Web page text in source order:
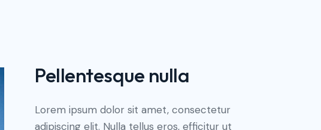
Pellentesque nulla
Lorem ipsum dolor sit amet, consectetur
adipiscing elit. Nulla tellus eros, efficitur ut